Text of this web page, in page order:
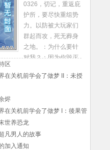
0326，切记，重返庇
护所，要尽快重组势
力。以防被大玩家们
群起而攻，死无葬身
之地。：为什么要针
对我？：因为你毁灭
公认最大反派。没有
不，准确的说你要先
诞生出一个种族。：
我一个人？：还能有
谁！----+笔趣阁+
区
界在关机前学会了做梦 II：未授
烬
界在关机前学会了做梦 I：後果管
世养恐龙
凡男人的故事
加入通知